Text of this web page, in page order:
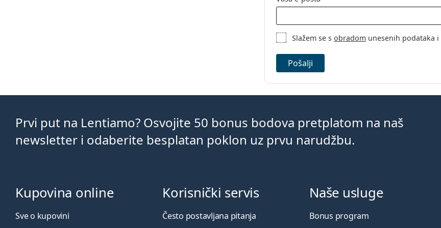
Slažem se sobradom unesenih podataka
Pošalji
Prvi put na Lentiamo? Osvojite 50 bonus bodova pretplatom na naš
newsletter i odaberite besplatan poklon uz prvu narudžbu.
Kupovina online
Sve o kupovini
Korisnički servis
Često postavljana pitanja
Naše usluge
Bonus program